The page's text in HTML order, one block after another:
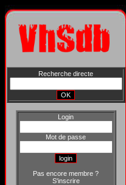
Recherche directe
Login
Mot de passe
Pas encore membre ?
S'inscrire